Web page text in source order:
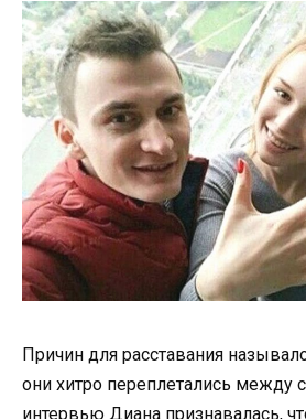
Причин для расставания
они хитро переплетались между
интервью Диана признавалась,